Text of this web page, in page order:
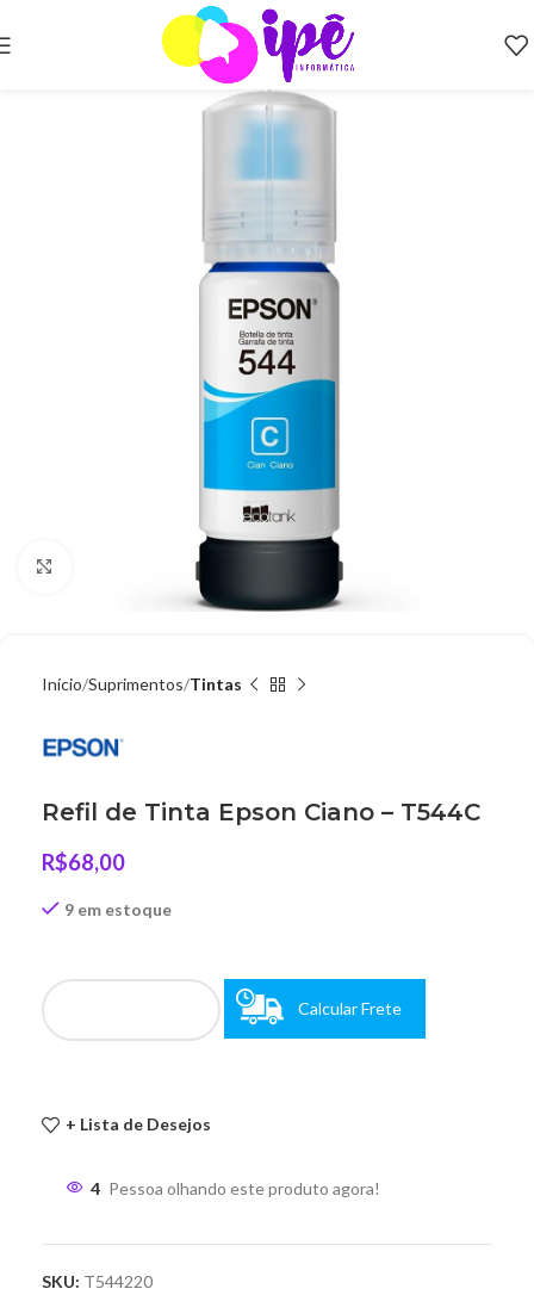
Clique para ampliar
Início Suprimentos Tintas
Refil de Tinta Epson Ciano – T544C
R$68,00
9 em estoque
Calcular Frete
+ Lista de Desejos
4 Pessoa olhando este produto agora!
SKU: T544220